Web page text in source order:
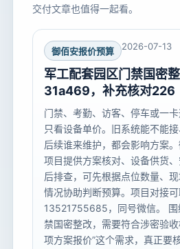
交付文章也值得一起看。
御佰安报价预算 2026-07-13
军工配套园区门禁国密
31a469，补充核对226
门禁、考勤、访客、停车或一
只看设备单价。旧系统能不能接
后续谁来维护，都会影响方案
项目提供方案核对、设备供货
后排查，可先根据点位数量、
情况协助判断预算。项目对接可
13521755685，同号微信。 围
禁国密整改，需要符合涉密验
项方案报价”这个需求，真正要